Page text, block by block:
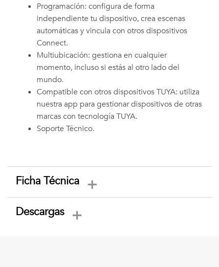
Programación: configura de forma
independiente tu dispositivo, crea escenas
automáticas y vincula con otros dispositivos
Connect.
Multiubicación: gestiona en cualquier
momento, incluso si estás al otro lado del
mundo.
Compatible con otros dispositivos TUYA: utiliza
nuestra app para gestionar dispositivos de otras
marcas con tecnología TUYA.
Soporte Técnico.
Ficha Técnica
Descargas